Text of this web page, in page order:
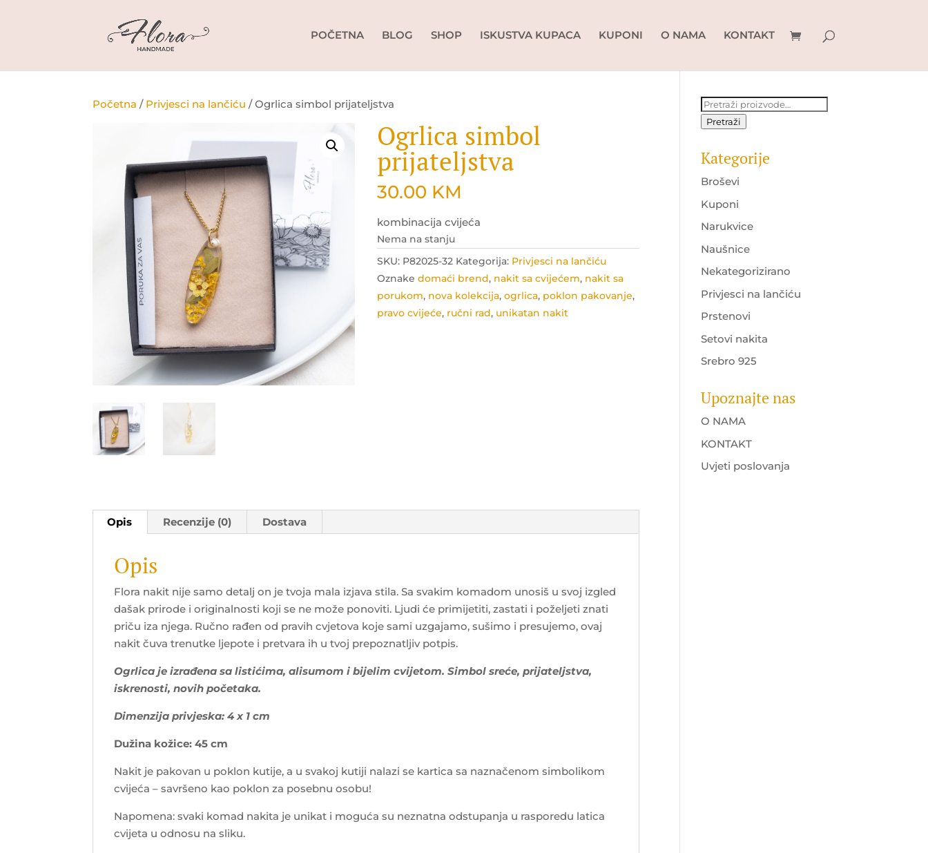
POČETNA BLOG SHOP ISKUSTVA KUPACA KUPONI O NAMA KONTAKT
Početna / Privjesci na lančiću / Ogrlica simbol prijateljstva
Ogrlica simbol
prijateljstva
30.00 KM
kombinacija cvijeća
Nema na stanju
SKU: P82025-32 Kategorija: Privjesci na lančiću
Oznakedomaći brend, nakit sa cvijećem, nakit sa
porukom, nova kolekcija,ogrlica, poklon pakovanje,
pravo cvijeće, ručni rad, unikatan nakit
Opis Recenzije (0) Dostava
Opis
Flora nakit nije samo detalj on je tvoja mala izjava stila. Sa svakim komadom unosiš u svoj izgled
dašak prirode i originalnosti koji se ne može ponoviti. Ljudi će primijetiti, zastati i poželjeti znati
priču iza njega. Ručno rađen od pravih cvjetova koje sami uzgajamo, sušimo i presujemo, ovaj
nakit čuva trenutke ljepote i pretvara ih u tvoj prepoznatljiv potpis.
Ogrlica je izrađena sa listićima, alisumom i bijelim cvijetom. Simbol sreće, prijateljstva,
iskrenosti, novih početaka.
Dimenzija privjeska: 4 x 1 cm
Dužina kožice: 45 cm
Nakit je pakovan u poklon kutije, a u svakoj kutiji nalazi se kartica sa naznačenom simbolikom
cvijeća – savršeno kao poklon za posebnu osobu!
Napomena: svaki komad nakita je unikat i moguća su neznatna odstupanja u rasporedu latica
cvijeta u odnosu na sliku.
Pretraži:
Pretraži
Kategorije
Broševi
Kuponi
Narukvice
Naušnice
Nekategorizirano
Privjesci na lančiću
Prstenovi
Setovi nakita
Srebro 925
Upoznajte nas
O NAMA
KONTAKT
Uvjeti poslovanja